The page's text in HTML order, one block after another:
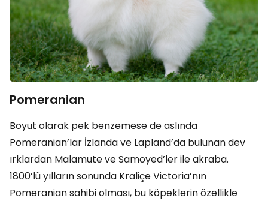
Pomeranian
Boyut olarak pek benzemese de aslında
Pomeranian’lar İzlanda ve Lapland’da bulunan dev
ırklardan Malamute ve Samoyed’ler ile akraba.
1800’lü yılların sonunda Kraliçe Victoria’nın
Pomeranian sahibi olması, bu köpeklerin özellikle